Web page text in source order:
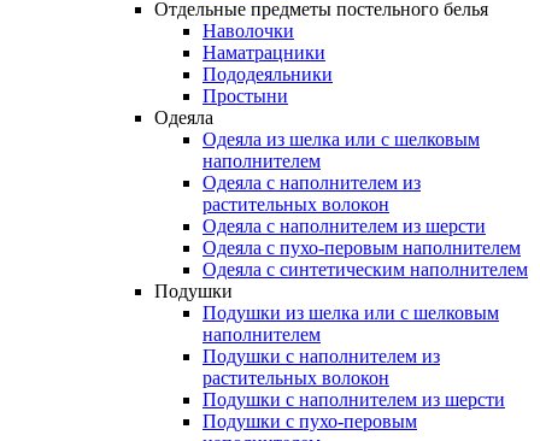
Отдельные предметы постельного белья
Наволочки
Наматрацники
Пододеяльники
Простыни
Одеяла
Одеяла из шелка или с шелковым
наполнителем
Одеяла с наполнителем из
растительных волокон
Одеяла с наполнителем из шерсти
Одеяла с пухо-перовым наполнителем
Одеяла с синтетическим наполнителем
Подушки
Подушки из шелка или с шелковым
наполнителем
Подушки с наполнителем из
растительных волокон
Подушки с наполнителем из шерсти
Подушки с пухо-перовым